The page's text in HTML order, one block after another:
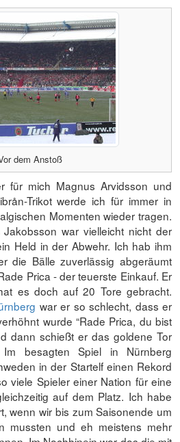
dem Anstoß
für mich Magnus Arvidsson und
Trikot werde ich für immer in
Momenten wieder tragen.
Jakobsson war vielleicht nicht der
Held in der Abwehr. Ich hab ihm
die Bälle zuverlässig abgeräumt
Prica - der teuerste Einkauf. Er
es doch auf 20 Tore gebracht.
war er so schlecht, dass er
wurde “Rade Prica, du bist
dann schießt er das goldene Tor
Im besagten Spiel in Nürnberg
in der Startelf einen Rekord
viele Spieler einer Nation für eine
auf dem Platz. Ich habe
wenn wir bis zum Saisonende um
mussten und eh meistens mehr